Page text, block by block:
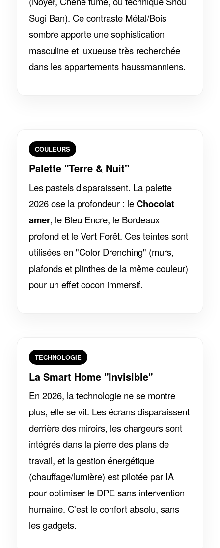
Sugi Ban). Ce contraste Métal/Bois
sombre apporte une sophistication
masculine et luxueuse très recherchée
dans les appartements haussmanniens.
COULEURS
Palette "Terre & Nuit"
Les pastels disparaissent. La palette
2026 ose la profondeur : leChocolat
amer, le Bleu Encre, le Bordeaux
profond et le Vert Forêt. Ces teintes sont
utilisées en "Color Drenching" (murs,
plafonds et plinthes de la même couleur)
pour un effet cocon immersif.
TECHNOLOGIE
La Smart Home "Invisible"
En 2026, la technologie ne se montre
plus, elle se vit. Les écrans disparaissent
derrière des miroirs, les chargeurs sont
intégrés dans la pierre des plans de
travail, et la gestion énergétique
(chauffage/lumière) est pilotée par IA
pour optimiser le DPE sans intervention
humaine. C'est le confort absolu, sans
les gadgets.